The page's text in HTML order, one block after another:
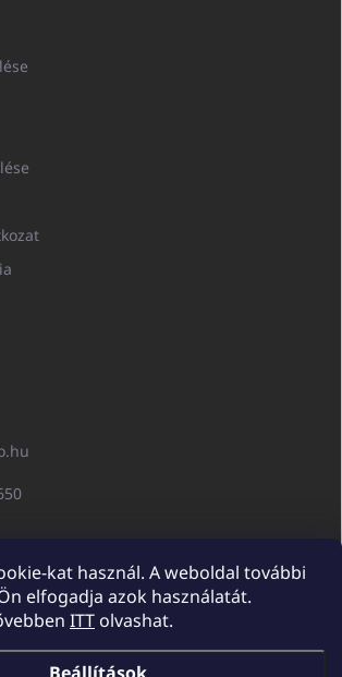
kat használ. A weboldal további
elfogadja azok használatát.
ITTolvashat.
UNICATO.at UNICATO.hu
UNICATOshop.de